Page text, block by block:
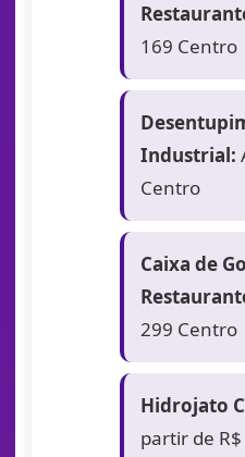
169 Centro
Industrial:
Centro
Caixa de
299 Centro
Hidrojato
partir de